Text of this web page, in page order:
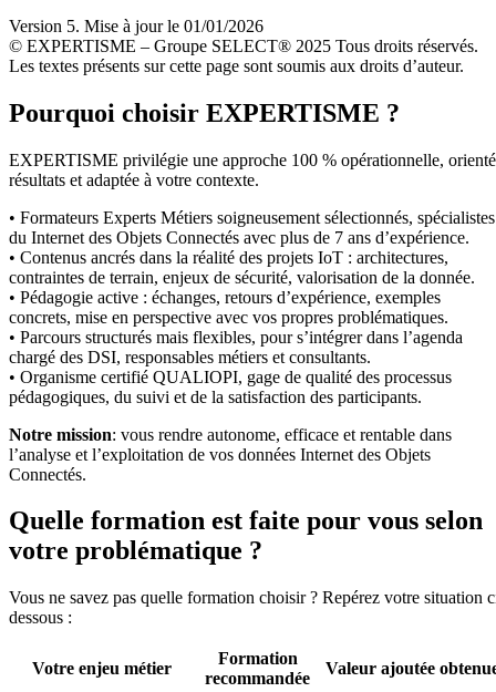
Version 5. Mise à jour le 01/01/2026
© EXPERTISME – Groupe SELECT® 2025 Tous droits réservés.
Les textes présents sur cette page sont soumis aux droits d’auteur.
Pourquoi choisir EXPERTISME ?
EXPERTISME privilégie une approche 100 % opérationnelle,
résultats et adaptée à votre contexte.
• Formateurs Experts Métiers soigneusement sélectionnés, spécialistes
du Internet des Objets Connectés avec plus de 7 ans d’expérience.
• Contenus ancrés dans la réalité des projets IoT : architectures,
contraintes de terrain, enjeux de sécurité, valorisation de la donnée.
• Pédagogie active : échanges, retours d’expérience, exemples
concrets, mise en perspective avec vos propres problématiques.
• Parcours structurés mais flexibles, pour s’intégrer dans l’agenda
chargé des DSI, responsables métiers et consultants.
• Organisme certifié QUALIOPI, gage de qualité des processus
pédagogiques, du suivi et de la satisfaction des participants.
Notre mission: vous rendre autonome, efficace et rentable dans
l’analyse et l’exploitation de vos données Internet des Objets
Connectés.
Quelle formation est faite pour vous selon
votre problématique ?
Vous ne savez pas quelle formation choisir ? Repérez votre situation
dessous :
Votre enjeu métier
Formation
recommandée
Valeur ajoutée